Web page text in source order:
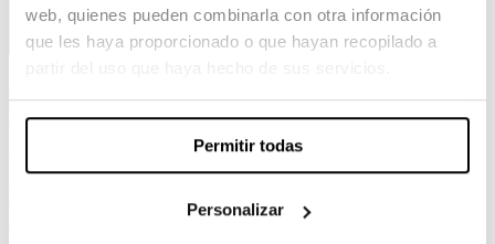
web, quienes pueden combinarla con otra información
que les haya proporcionado o que hayan recopilado a
Permitir todas
Personalizar
emocions a flor de pell amb la primera edició
del Festival Cinebase Escola Pia – ESCAC.
ser una celebració del cinema fet des de les aules,
amb premis, projeccions i moments màgics.